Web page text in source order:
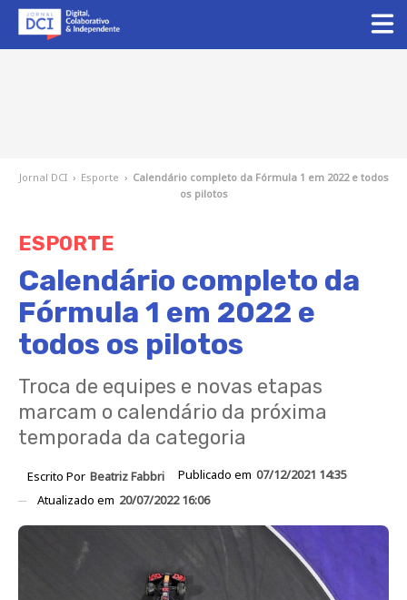
Jornal DCI › Esporte › Calendário completo da Fórmula 1 em 2022 e todos
os pilotos
ESPORTE
Calendário completo da
Fórmula 1 em 2022 e
todos os pilotos
Troca de equipes e novas etapas
marcam o calendário da próxima
temporada da categoria
Escrito Por Beatriz Fabbri Publicado em 07/12/2021 14:35
Atualizado em 20/07/2022 16:06